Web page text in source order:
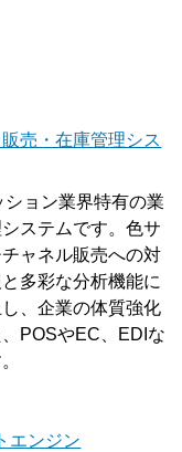
売・在庫管理シス
ション業界特有の業
ステムです。色サ
ャネル販売への対
多彩な分析機能に
、企業の体質強化
POSやEC、EDIな
エンジン